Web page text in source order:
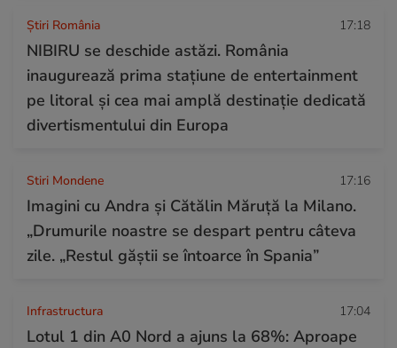
Știri România 17:18
NIBIRU se deschide astăzi. România
inaugurează prima stațiune de entertainment
pe litoral și cea mai amplă destinație dedicată
divertismentului din Europa
Stiri Mondene 17:16
Imagini cu Andra și Cătălin Măruță la Milano.
„Drumurile noastre se despart pentru câteva
zile. „Restul găștii se întoarce în Spania”
Infrastructura 17:04
Lotul 1 din A0 Nord a ajuns la 68%: Aproape